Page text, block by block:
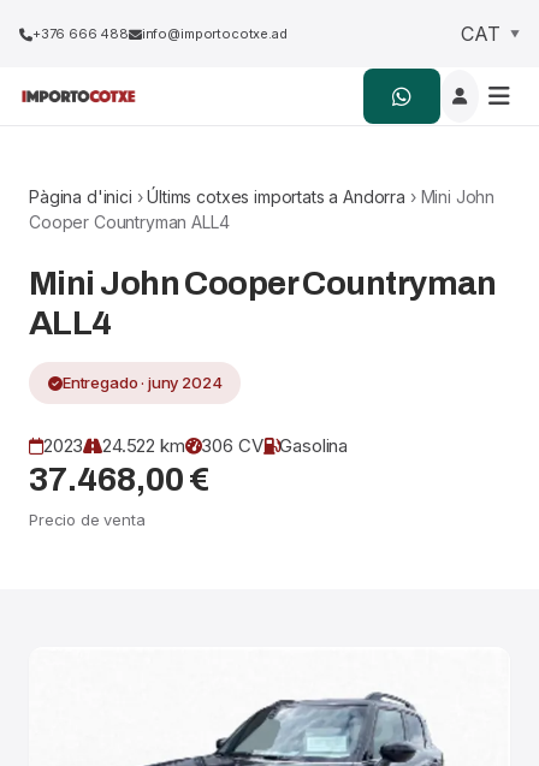
+376 666 488 info@importocotxe.ad
Pàgina d'inici ›Últims cotxes importats a Andorra › Mini John
Cooper Countryman ALL4
Mini John Cooper Countryman
ALL4
Entregado · juny 2024
2023 24.522 km 306 CV Gasolina
37.468,00 €
Precio de venta